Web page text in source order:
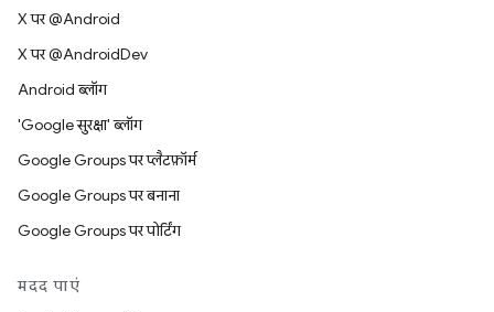
X पर @Android
X पर @AndroidDev
Android ब्लॉग
'Google सुरक्षा' ब्लॉग
Google Groups पर प्लैटफ़ॉर्म
Google Groups पर बनाना
Google Groups पर पोर्टिंग
मदद पाएं